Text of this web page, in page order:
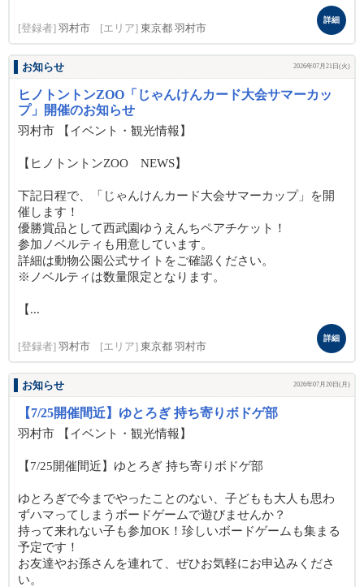
[登録者] 羽村市 [エリア] 東京都 羽村市
詳細
お知らせ 2026年07月21日(火)
ヒノトントンZOO「じゃんけんカード大会サマーカッ
プ」開催のお知らせ
羽村市 【イベント・観光情報】
【ヒノトントンZOO NEWS】
下記日程で、「じゃんけんカード大会サマーカップ」を開
催します！
優勝賞品として西武園ゆうえんちペアチケット！
参加ノベルティも用意しています。
詳細は動物公園公式サイトをご確認ください。
※ノベルティは数量限定となります。
【...
[登録者] 羽村市 [エリア] 東京都 羽村市
詳細
お知らせ 2026年07月20日(月)
【7/25開催間近】ゆとろぎ 持ち寄りボドゲ部
羽村市 【イベント・観光情報】
【7/25開催間近】ゆとろぎ 持ち寄りボドゲ部
ゆとろぎで今までやったことのない、子どもも大人も思わ
ずハマってしまうボードゲームで遊びませんか？
持って来れない子も参加OK！珍しいボードゲームも集まる
予定です！
お友達やお孫さんを連れて、ぜひお気軽にお申込みくださ
い。